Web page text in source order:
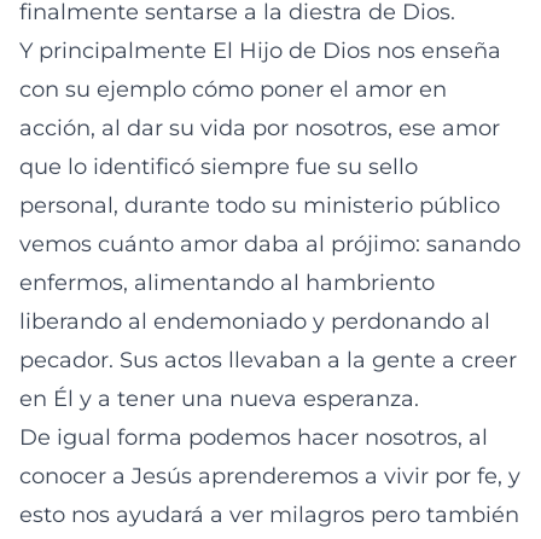
finalmente sentarse a la diestra de Dios.
Y principalmente El Hijo de Dios nos enseña
con su ejemplo cómo poner el amor en
acción, al dar su vida por nosotros, ese amor
que lo identificó siempre fue su sello
personal, durante todo su ministerio público
vemos cuánto amor daba al prójimo: sanando
enfermos, alimentando al hambriento
liberando al endemoniado y perdonando al
pecador. Sus actos llevaban a la gente a creer
en Él y a tener una nueva esperanza.
De igual forma podemos hacer nosotros, al
conocer a Jesús aprenderemos a vivir por fe, y
esto nos ayudará a ver milagros pero también